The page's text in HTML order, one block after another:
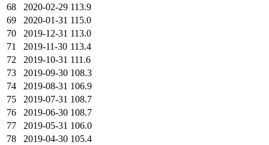
68
2020-02-29 113.9
69
2020-01-31 115.0
70
2019-12-31 113.0
71
2019-11-30 113.4
72
2019-10-31 111.6
73
2019-09-30 108.3
74
2019-08-31 106.9
75
2019-07-31 108.7
76
2019-06-30 108.7
77
2019-05-31 106.0
78
2019-04-30 105.4